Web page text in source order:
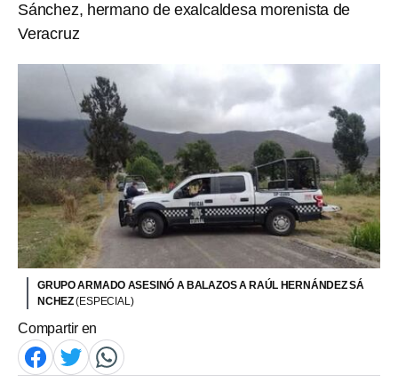
Sánchez, hermano de exalcaldesa morenista de
Veracruz
GRUPO ARMADO ASESINÓ A BALAZOS A RAÚL HERNÁNDEZ SÁ
NCHEZ(ESPECIAL)
Compartir en